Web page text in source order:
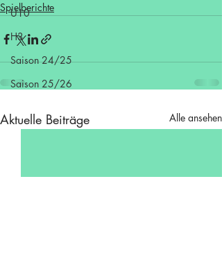
U10
H3
Saison 24/25
Saison 25/26
Spielberichte
Aktuelle Beiträge Alle ansehen